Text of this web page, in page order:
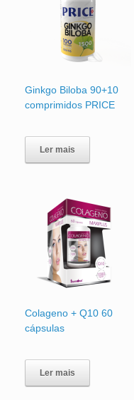
Ginkgo Biloba 90+10
comprimidos PRICE
Ler mais
Colageno + Q10 60
cápsulas
Ler mais